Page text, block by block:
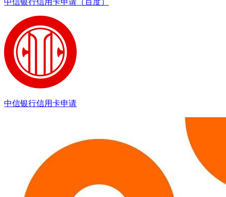
中信银行信用卡申请（百度）
中信银行信用卡申请